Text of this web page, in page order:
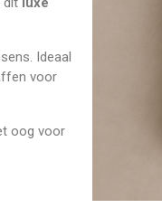
Ideaal
voor
oog voor